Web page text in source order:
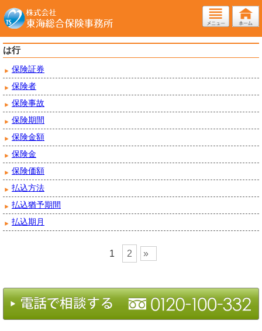
は行
保険証券
保険者
保険事故
保険期間
保険金額
保険金
保険価額
払込方法
払込猶予期間
払込期月
1 2 »